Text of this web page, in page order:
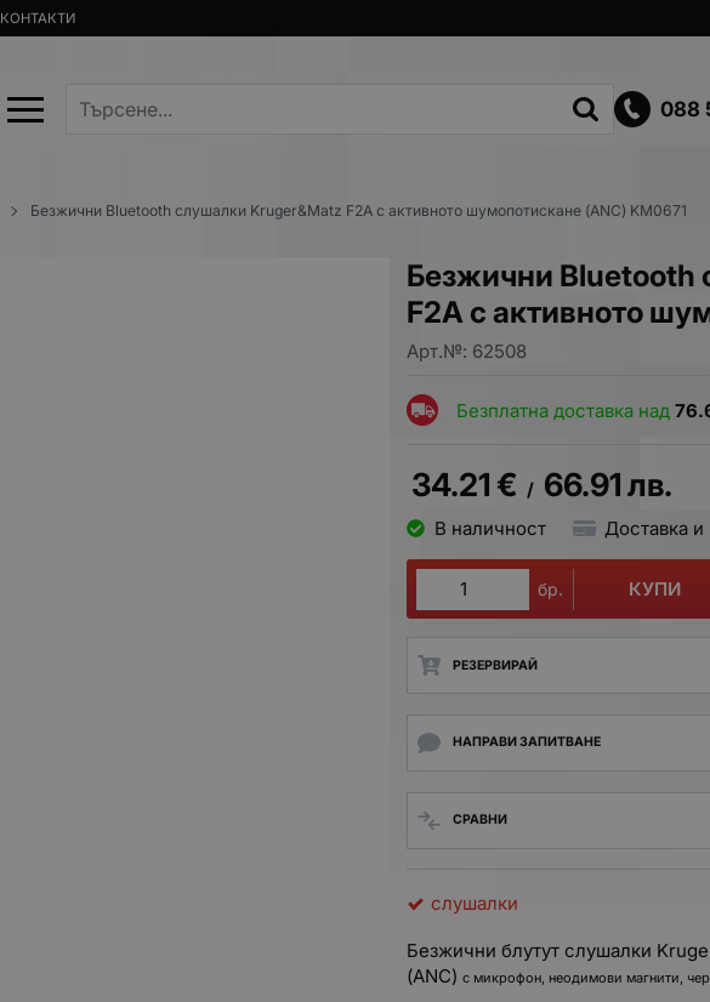
КОНТАКТИ
088
Безжични Bluetooth слушалки Kruger&Matz F2A с активното шумопотискане (ANC) KM0671
Безжични Bluetooth
F2A с активното
Арт.№: 62508
Безплатна доставка над
34.21 € / 66.91лв.
В наличност Доставка
бр. КУПИ
РЕЗЕРВИРАЙ
НАПРАВИ ЗАПИТВАНЕ
СРАВНИ
слушалки
Безжични блутут слушалки
(ANC) с микрофон, неодимови магнити,